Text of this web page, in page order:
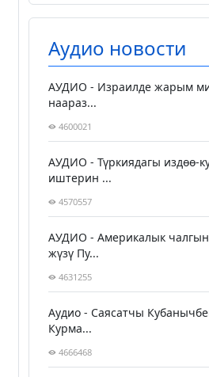
Аудио новости
АУДИО - Израилде жарым
наараз...
4600021
АУДИО - Түркиядагы издөө-
иштерин ...
4570557
АУДИО - Америкалык
жүзү Пу...
4631255
Аудио - Саясатчы
Курма...
4666468